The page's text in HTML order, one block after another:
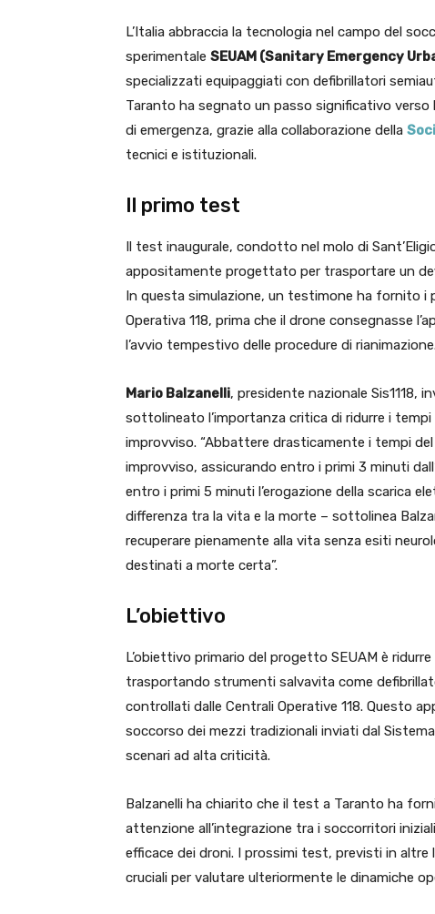
L’Italia abbraccia la tecnologia nel campo del
sperimentale SEUAM (Sanitary Emergency
specializzati equipaggiati con defibrillatori
Taranto ha segnato un passo significativo
di emergenza, grazie alla collaborazione della
tecnici e istituzionali.
Il primo test
Il test inaugurale, condotto nel molo di
appositamente progettato per trasportare un
In questa simulazione, un testimone ha fornito i
Operativa 118, prima che il drone consegnasse
l’avvio tempestivo delle procedure di rianimazione.
Mario Balzanelli, presidente nazionale Sis1118,
sottolineato l’importanza critica di ridurre i
improvviso. “Abbattere drasticamente i tempi
improvviso, assicurando entro i primi 3 minuti
entro i primi 5 minuti l’erogazione della scarica
differenza tra la vita e la morte – sottolinea
recuperare pienamente alla vita senza esiti
destinati a morte certa”.
L’obiettivo
L’obiettivo primario del progetto SEUAM è
trasportando strumenti salvavita come
controllati dalle Centrali Operative 118. Questo
soccorso dei mezzi tradizionali inviati dal
scenari ad alta criticità.
Balzanelli ha chiarito che il test a Taranto ha
attenzione all’integrazione tra i soccorritori
efficace dei droni. I prossimi test, previsti in
cruciali per valutare ulteriormente le dinamiche